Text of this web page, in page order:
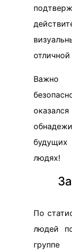
Важно
будущих
людях!
По
людей